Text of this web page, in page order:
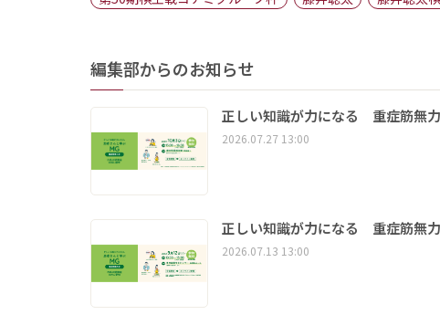
編集部からのお知らせ
正しい知識が力になる 重症筋無
2026.07.27 13:00
正しい知識が力になる 重症筋無
2026.07.13 13:00